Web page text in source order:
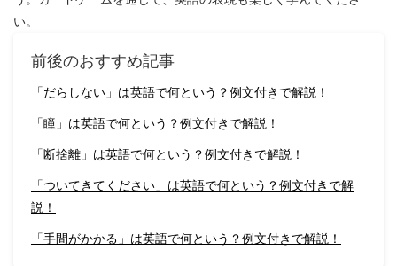
い。
前後のおすすめ記事
「だらしない」は英語で何という？例文付きで解説！
「瞳」は英語で何という？例文付きで解説！
「断捨離」は英語で何という？例文付きで解説！
「ついてきてください」は英語で何という？例文付きで解
説！
「手間がかかる」は英語で何という？例文付きで解説！